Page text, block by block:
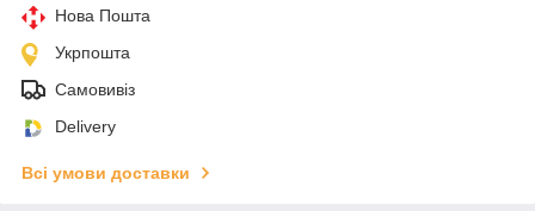
Нова Пошта
Укрпошта
Самовивіз
Delivery
Всі умови доставки